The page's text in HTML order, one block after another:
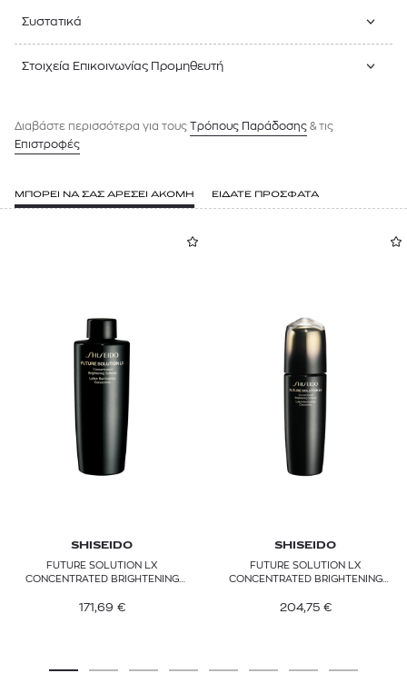
Συστατικά
Στοιχεία Επικοινωνίας Προμηθευτή
Διαβάστε περισσότερα για τους Tρόπους Παράδοσης & τις
Επιστροφές
ΜΠΟΡΕΙ ΝΑ ΣΑΣ ΑΡΕΣΕΙ ΑΚΟΜΗ ΕΙΔΑΤΕ ΠΡΟΣΦΑΤΑ
SHISEIDO
FUTURE SOLUTION LX
CONCENTRATED BRIGHTENING
171,69 €
SHISEIDO
FUTURE SOLUTION LX
CONCENTRATED BRIGHTENING
204,75 €